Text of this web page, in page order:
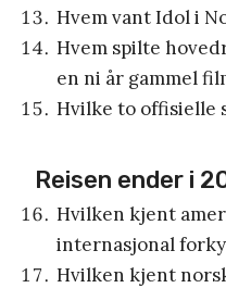
Hvem vant Idol i
Hvem spilte
en ni år gammel
Hvilke to offisielle
Reisen ender i
Hvilken kjent
internasjonal
Hvilken kjent